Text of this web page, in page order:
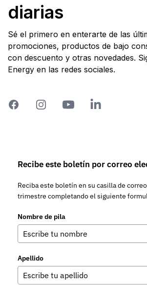
diarias
Sé el primero en enterarte de las
promociones, productos de bajo
con descuento y otras novedades.
Energy en las redes sociales.
Recibe este boletín por correo
Reciba este boletín en su casilla de
trimestre completando el siguiente
Nombre de pila
Apellido